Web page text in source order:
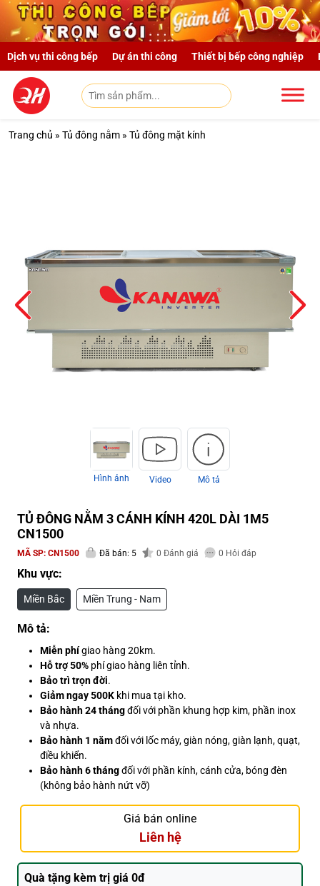
Skip to main content
Dịch vụ thi công bếp Dự án thi công Thiết bị bếp công nghiệp
Trang chủ » Tủ đông nằm » Tủ đông mặt kính
Hình ảnh Video Mô tả
TỦ ĐÔNG NẰM 3 CÁNH KÍNH 420L DÀI 1M5
CN1500
MÃ SP: CN1500 Đã bán: 5 0 Đánh giá 0 Hỏi đáp
Khu vực:
Miền Bắc Miền Trung - Nam
Mô tả:
Miễn phígiao hàng 20km.
Hỗ trợ 50% phí giao hàng liên tỉnh.
Bảo trì trọn đời.
Giảm ngay 500K khi mua tại kho.
Bảo hành 24 thángđối với phần khung hợp kim, phần inox
và nhựa.
Bảo hành 1 nămđối với lốc máy, giàn nóng, giàn lạnh, quạt,
điều khiển.
Bảo hành 6 thángđối với phần kính, cánh cửa, bóng đèn
(không bảo hành nứt vỡ)
Giá bán online
Liên hệ
Quà tặng kèm trị giá 0đ